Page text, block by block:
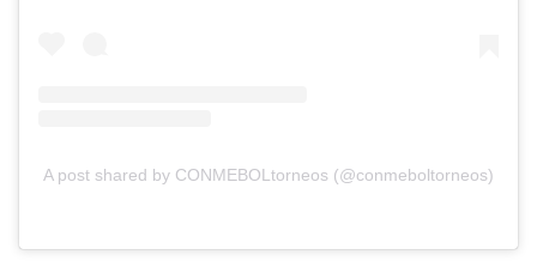
A post shared by CONMEBOLtorneos (@conmeboltorneos)